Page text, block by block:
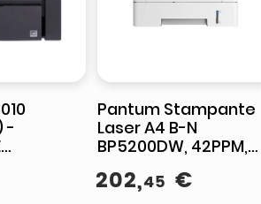
-
A4
Pantum Stampante
Laser A4 B-N
BP5200DW, 42PPM,
202,45 €